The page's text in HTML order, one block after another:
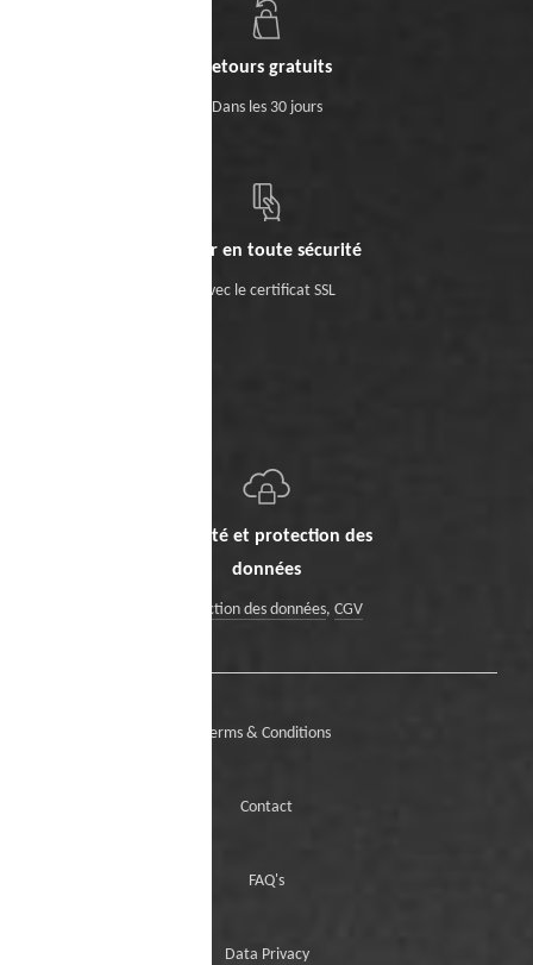
Retours gratuits
Dans les 30 jours
Payer en toute sécurité
Avec le certificat SSL
Sécurité et protection des
données
Protection des données, CGV
Terms & Conditions
Contact
FAQ's
Data Privacy